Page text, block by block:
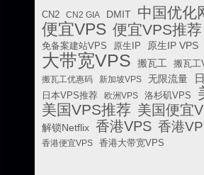
CN2 CN2 GIA DMIT 中国优化
便宜VPS 便宜VPS推荐
免备案建站VPS 原生IP 原生IP VPS
大带宽VPS 搬瓦工
搬瓦工
搬瓦工优惠码
新加坡VPS 无限流量
日本VPS推荐 欧洲VPS 洛杉矶VPS
美国VPS推荐 美国便宜
解锁Netflix 香港VPS 香港
香港便宜VPS 香港大带宽VPS